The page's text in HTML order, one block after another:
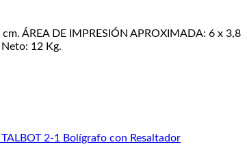
ÁREA DE IMPRESIÓN APROXIMADA: 6 x 3,8
12 Kg.